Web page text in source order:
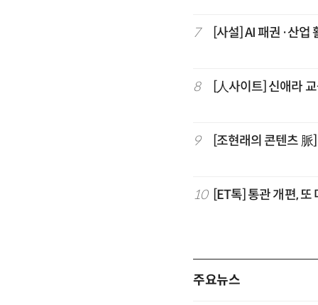
7 [사설] AI 패권·산업
8 [人사이트] 신애라
9 [조현래의 콘텐츠 脈
10 [ET톡] 통관 개편, 또
주요뉴스